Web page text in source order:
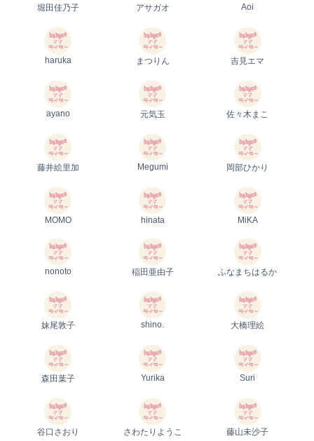
堀田佳乃子 アサガオ Aoi
haruka まつりん 吉見エマ
ayano 元気玉 佐々木まこ
藤井絵里加 Megumi 岡部ひかり
MOMO hinata MiKA
nonoto 稲田亜由子 ふなまちはるか
妹尾敦子 shino. 大橋理絵
森田葉子 Yurika Suri
谷口さおり さわたりようこ 藤山未沙子